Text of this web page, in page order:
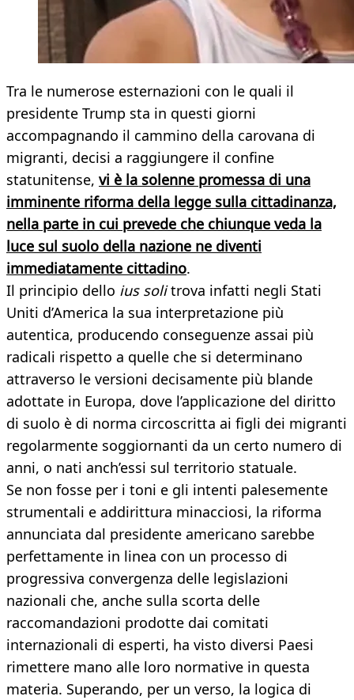
Tra le numerose esternazioni con le quali il
presidente Trump sta in questi giorni
accompagnando il cammino della carovana di
migranti, decisi a raggiungere il confine
statunitense, vi è la solenne promessa di una
imminente riforma della legge sulla cittadinanza,
nella parte in cui prevede che chiunque veda la
luce sul suolo della nazione ne diventi
immediatamente cittadino.
Il principio dello ius solitrova infatti negli Stati
Uniti d’America la sua interpretazione più
autentica, producendo conseguenze assai più
radicali rispetto a quelle che si determinano
attraverso le versioni decisamente più blande
adottate in Europa, dove l’applicazione del diritto
di suolo è di norma circoscritta ai figli dei migranti
regolarmente soggiornanti da un certo numero di
anni, o nati anch’essi sul territorio statuale.
Se non fosse per i toni e gli intenti palesemente
strumentali e addirittura minacciosi, la riforma
annunciata dal presidente americano sarebbe
perfettamente in linea con un processo di
progressiva convergenza delle legislazioni
nazionali che, anche sulla scorta delle
raccomandazioni prodotte dai comitati
internazionali di esperti, ha visto diversi Paesi
rimettere mano alle loro normative in questa
materia. Superando, per un verso, la logica di